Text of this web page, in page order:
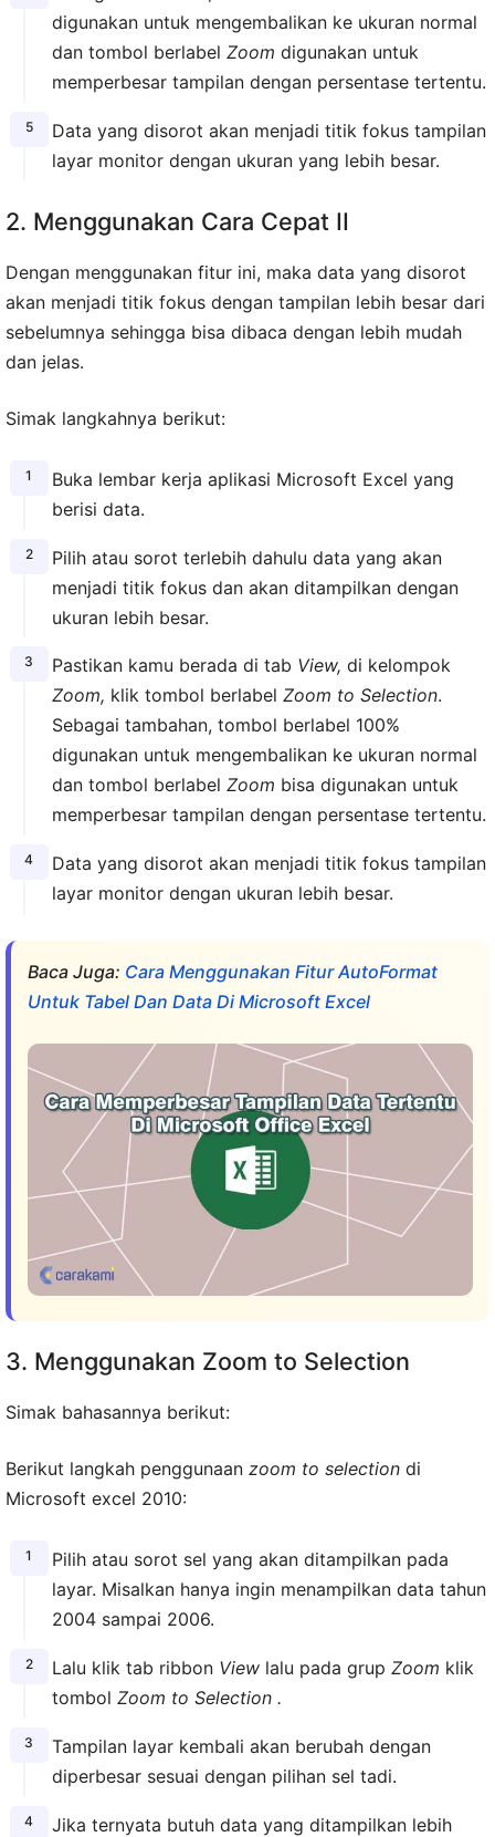
digunakan untuk mengembalikan ke ukuran normal
dan tombol berlabel Zoom digunakan untuk
memperbesar tampilan dengan persentase tertentu.
Data yang disorot akan menjadi titik fokus tampilan
layar monitor dengan ukuran yang lebih besar.
2. Menggunakan Cara Cepat II
Dengan menggunakan fitur ini, maka data yang disorot
akan menjadi titik fokus dengan tampilan lebih besar dari
sebelumnya sehingga bisa dibaca dengan lebih mudah
dan jelas.
Simak langkahnya berikut:
Buka lembar kerja aplikasi Microsoft Excel yang
berisi data.
Pilih atau sorot terlebih dahulu data yang akan
menjadi titik fokus dan akan ditampilkan dengan
ukuran lebih besar.
Pastikan kamu berada di tab View, di kelompok
Zoom, klik tombol berlabel Zoom to Selection.
Sebagai tambahan, tombol berlabel 100%
digunakan untuk mengembalikan ke ukuran normal
dan tombol berlabel Zoom bisa digunakan untuk
memperbesar tampilan dengan persentase tertentu.
Data yang disorot akan menjadi titik fokus tampilan
layar monitor dengan ukuran lebih besar.
Baca Juga: Cara Menggunakan Fitur AutoFormat
Untuk Tabel Dan Data Di Microsoft Excel
3. Menggunakan Zoom to Selection
Simak bahasannya berikut:
Berikut langkah penggunaan zoom to selection di
Microsoft excel 2010:
Pilih atau sorot sel yang akan ditampilkan pada
layar. Misalkan hanya ingin menampilkan data tahun
2004 sampai 2006.
Lalu klik tab ribbon Viewlalu pada grup Zoom klik
tombol Zoom to Selection .
Tampilan layar kembali akan berubah dengan
diperbesar sesuai dengan pilihan sel tadi.
Jika ternyata butuh data yang ditampilkan lebih